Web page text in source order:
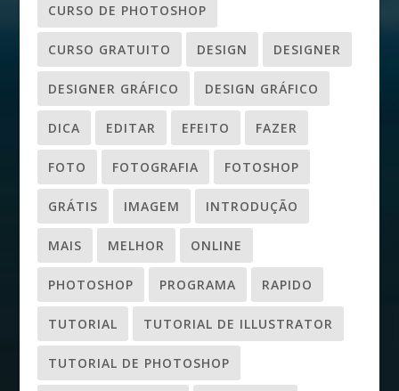
CURSO DE PHOTOSHOP
CURSO GRATUITO DESIGN DESIGNER
DESIGNER GRÁFICO DESIGN GRÁFICO
DICA EDITAR EFEITO FAZER
FOTO FOTOGRAFIA FOTOSHOP
GRÁTIS IMAGEM INTRODUÇÃO
MAIS MELHOR ONLINE
PHOTOSHOP PROGRAMA RAPIDO
TUTORIAL TUTORIAL DE ILLUSTRATOR
TUTORIAL DE PHOTOSHOP